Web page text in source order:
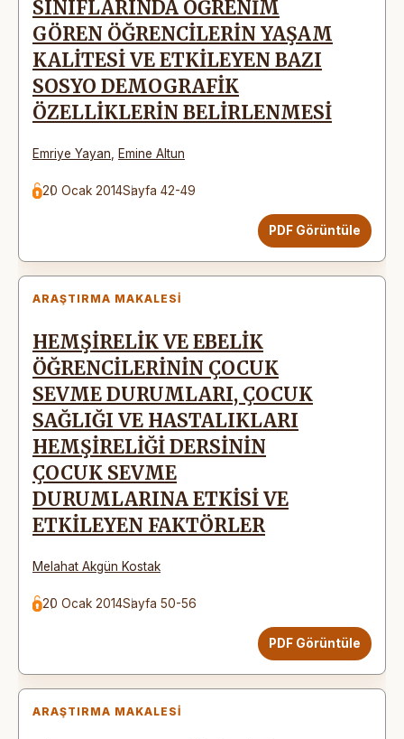
SINIFLARINDA ÖĞRENİM
GÖREN ÖĞRENCİLERİN YAŞAM
KALİTESİ VE ETKİLEYEN BAZI
SOSYO DEMOGRAFİK
ÖZELLİKLERİN BELİRLENMESİ
Emriye Yayan Emine Altun
20 Ocak 2014Sayfa 42-49
PDF Görüntüle
ARAŞTIRMA MAKALESI
HEMŞİRELİK VE EBELİK
ÖĞRENCİLERİNİN ÇOCUK
SEVME DURUMLARI, ÇOCUK
SAĞLIĞI VE HASTALIKLARI
HEMŞİRELİĞİ DERSİNİN
ÇOCUK SEVME
DURUMLARINA ETKİSİ VE
ETKİLEYEN FAKTÖRLER
Melahat Akgün Kostak
20 Ocak 2014Sayfa 50-56
PDF Görüntüle
ARAŞTIRMA MAKALESI